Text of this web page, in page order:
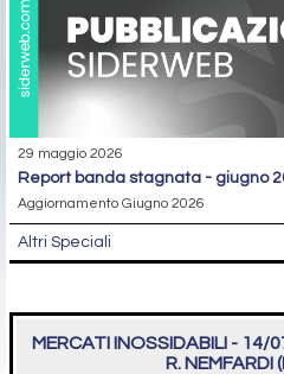
29 maggio 2026
report banda stagnata - giugno
Aggiornamento Giugno 2026
Altri Speciali
MERCATI INOSSIDABILI - 14/
R. NEMFARDI